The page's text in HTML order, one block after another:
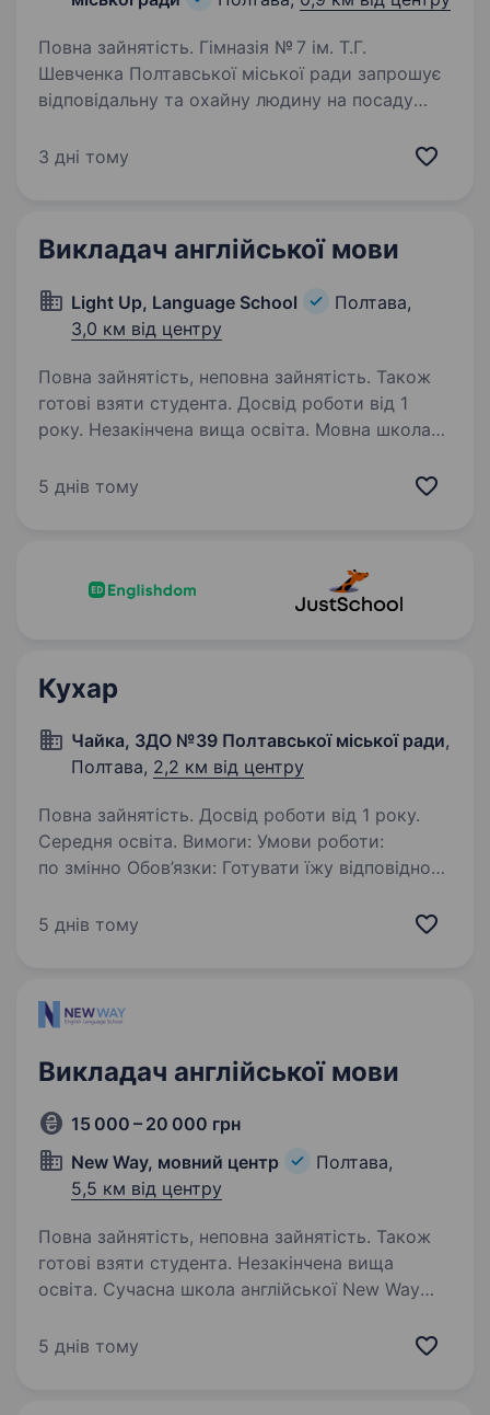
Повна зайнятість. Гімназія № 7 ім. Т.Г.
Шевченка Полтавської міської ради запрошує
відповідальну та охайну людину на посаду
Прибирання навчальних кабінетів та місць
3 дні тому
Викладач англійської мови
Light Up, Language School
Полтава,
3,0 км від центру
Повна зайнятість, неповна зайнятість. Також
готові взяти студента. Досвід роботи від 1
року. Незакінчена вища освіта. Мовна школа
для ОФЛАЙН занять. Запрошуємо до співпраці
5 днів тому
Кухар
Чайка, ЗДО №39 Полтавської міської ради,
Полтава, 2,2 км від центру
Повна зайнятість. Досвід роботи від 1 року.
Середня освіта. Вимоги: Умови роботи:
по змінно Обов’язки: Готувати їжу відповідно
та норм харчування. Забезпечувати своєчасне
5 днів тому
Викладач англійської мови
15 000 – 20 000 грн
New Way, мовний центр
Полтава,
5,5 км від центру
Повна зайнятість, неповна зайнятість. Також
готові взяти студента. Незакінчена вища
освіта. Сучасна школа англійської New Way
та турботливого викладача для роботи
5 днів тому